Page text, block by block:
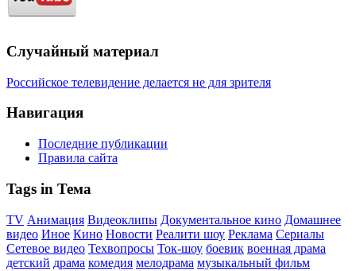
Случайный материал
Российское телевидение делается не для зрителя
Навигация
Последние публикации
Правила сайта
Tags in Тема
TV Анимация Видеоклипы Документальное кино Домашнее
видео Иное Кино Новости Реалити шоу Реклама Сериалы
Сетевое видео Техвопросы Ток-шоу боевик военная драма
детский драма комедия мелодрама музыкальный фильм